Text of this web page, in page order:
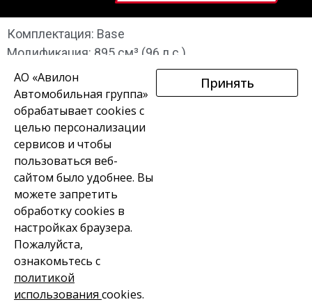
Комплектация: Base
Модификация: 895 см³ (96 л.с.)
СВЯЗАТЬСЯ С МЕНЕДЖЕРОМ
В НАЛИЧИИ МОТОЦИКЛЫ
СКУТЕРЫ
ВАКАНСИИ
АО «Авилон
Автомобильная группа»
обрабатывает cookies с
целью персонализации
сервисов и чтобы
пользоваться веб-
сайтом было удобнее. Вы
можете запретить
обработку сookies в
настройках браузера.
Пожалуйста,
ознакомьтесь с
политикой
использования cookies.
Принять